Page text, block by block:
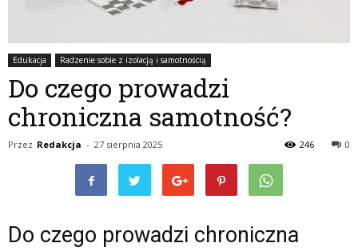
Edukacja Radzenie sobie z izolacją i samotnością
Do czego prowadzi
chroniczna samotność?
Przez Redakcja - 27 sierpnia 2025 0
246
Do czego prowadzi chroniczna